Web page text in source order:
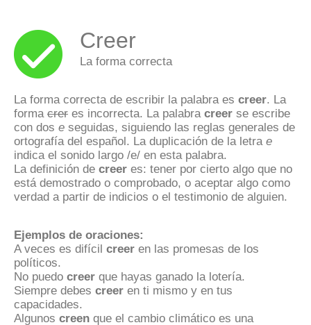
Creer
La forma correcta
La forma correcta de escribir la palabra es creer. La
forma crer es incorrecta. La palabra creer se escribe
con dos e seguidas, siguiendo las reglas generales de
ortografía del español. La duplicación de la letra e
indica el sonido largo /e/ en esta palabra.
La definición de creer es: tener por cierto algo que no
está demostrado o comprobado, o aceptar algo como
verdad a partir de indicios o el testimonio de alguien.
Ejemplos de oraciones:
A veces es difícil creer en las promesas de los
políticos.
No puedo creer que hayas ganado la lotería.
Siempre debes creer en ti mismo y en tus
capacidades.
Algunos creen que el cambio climático es una